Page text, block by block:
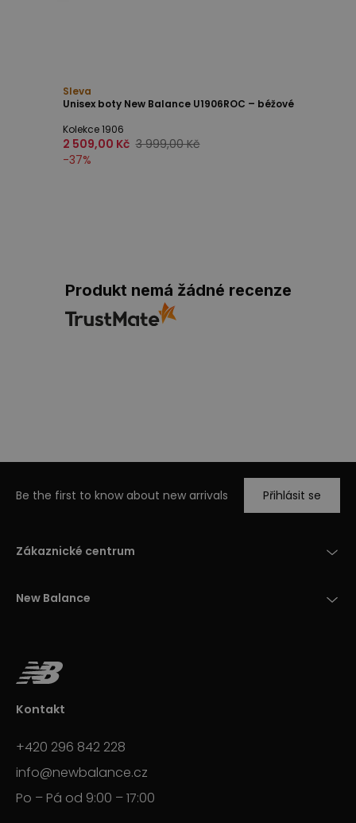
Sleva
Unisex boty New Balance U1906ROC – béžové
Kolekce 1906
2 509,00 Kč 3 999,00 Kč
-37%
Produkt nemá žádné recenze
Be the first to know about new arrivals Přihlásit se
Zákaznické centrum
New Balance
Kontakt
+420 296 842 228
info@newbalance.cz
Po – Pá od 9:00 – 17:00